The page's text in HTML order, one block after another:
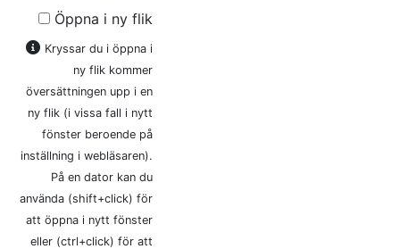
Öppna i ny flik
Kryssar du i öppna i
ny flik kommer
översättningen upp i en
ny flik (i vissa fall i nytt
fönster beroende på
inställning i webläsaren).
På en dator kan du
använda (shift+click) för
att öppna i nytt fönster
eller (ctrl+click) för att